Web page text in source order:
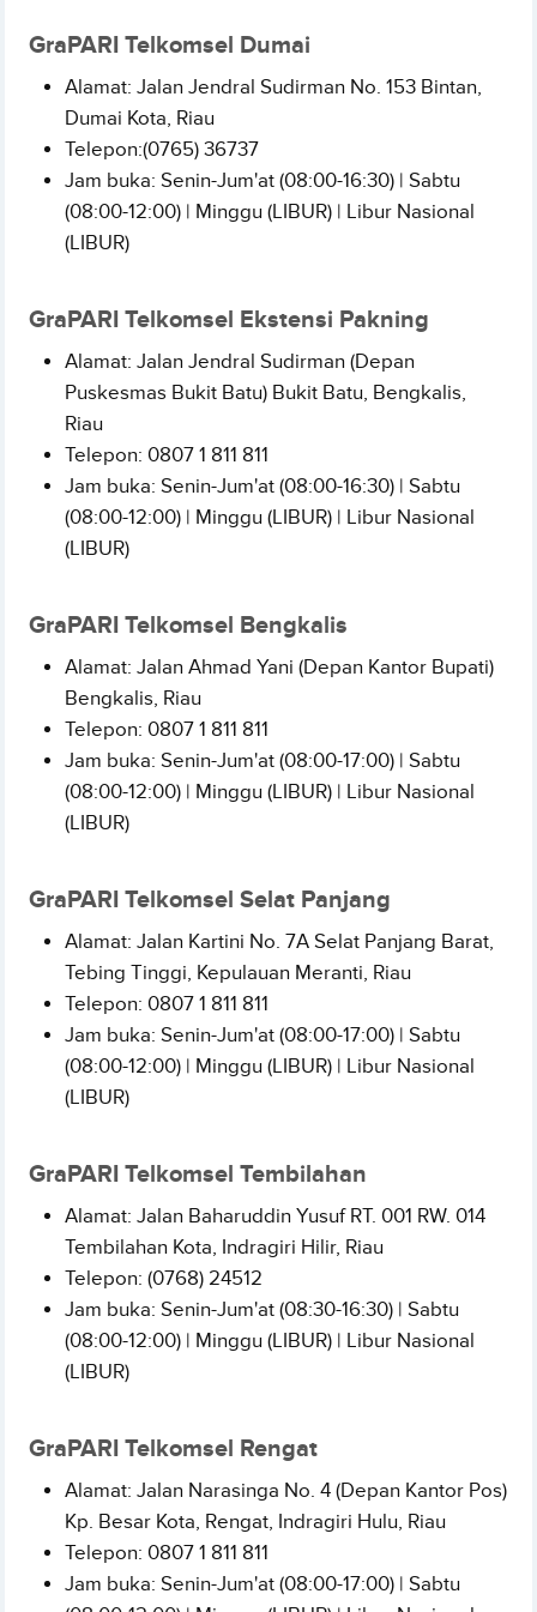
GraPARI Telkomsel Dumai
Alamat: Jalan Jendral Sudirman No. 153 Bintan,
Dumai Kota, Riau
Telepon:(0765) 36737
Jam buka: Senin-Jum'at (08:00-16:30) | Sabtu
(08:00-12:00) | Minggu (LIBUR) | Libur Nasional
(LIBUR)
GraPARI Telkomsel Ekstensi Pakning
Alamat: Jalan Jendral Sudirman (Depan
Puskesmas Bukit Batu) Bukit Batu, Bengkalis,
Riau
Telepon: 0807 1 811 811
Jam buka: Senin-Jum'at (08:00-16:30) | Sabtu
(08:00-12:00) | Minggu (LIBUR) | Libur Nasional
(LIBUR)
GraPARI Telkomsel Bengkalis
Alamat: Jalan Ahmad Yani (Depan Kantor Bupati)
Bengkalis, Riau
Telepon: 0807 1 811 811
Jam buka: Senin-Jum'at (08:00-17:00) | Sabtu
(08:00-12:00) | Minggu (LIBUR) | Libur Nasional
(LIBUR)
GraPARI Telkomsel Selat Panjang
Alamat: Jalan Kartini No. 7A Selat Panjang Barat,
Tebing Tinggi, Kepulauan Meranti, Riau
Telepon: 0807 1 811 811
Jam buka: Senin-Jum'at (08:00-17:00) | Sabtu
(08:00-12:00) | Minggu (LIBUR) | Libur Nasional
(LIBUR)
GraPARI Telkomsel Tembilahan
Alamat: Jalan Baharuddin Yusuf RT. 001 RW. 014
Tembilahan Kota, Indragiri Hilir, Riau
Telepon: (0768) 24512
Jam buka: Senin-Jum'at (08:30-16:30) | Sabtu
(08:00-12:00) | Minggu (LIBUR) | Libur Nasional
(LIBUR)
GraPARI Telkomsel Rengat
Alamat: Jalan Narasinga No. 4 (Depan Kantor Pos)
Kp. Besar Kota, Rengat, Indragiri Hulu, Riau
Telepon: 0807 1 811 811
Jam buka: Senin-Jum'at (08:00-17:00) | Sabtu